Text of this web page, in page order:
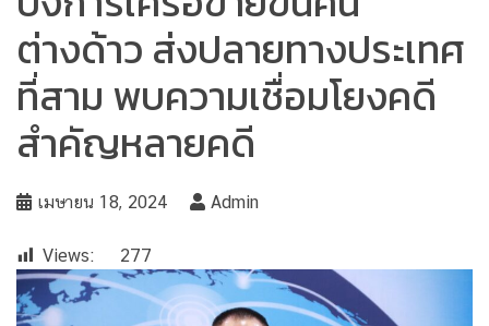
ต่างด้าว ส่งปลายทางประเทศ
ที่สาม พบความเชื่อมโยงคดี
สำคัญหลายคดี
เมษายน 18, 2024 Admin
Views: 277